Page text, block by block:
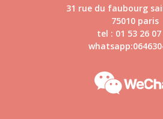
31 rue du faubourg
75010 paris
tel : 01 53 26 07